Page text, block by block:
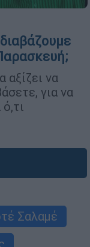
αξίζει να
για να
Σαλαμέ